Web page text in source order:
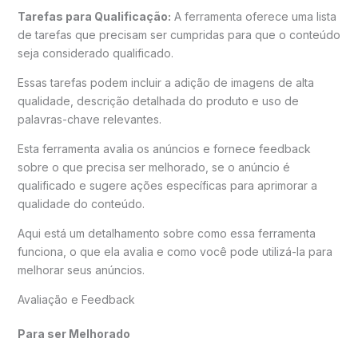
Tarefas para Qualificação: A ferramenta oferece uma lista
de tarefas que precisam ser cumpridas para que o conteúdo
seja considerado qualificado.
Essas tarefas podem incluir a adição de imagens de alta
qualidade, descrição detalhada do produto e uso de
palavras-chave relevantes.
Esta ferramenta avalia os anúncios e fornece feedback
sobre o que precisa ser melhorado, se o anúncio é
qualificado e sugere ações específicas para aprimorar a
qualidade do conteúdo.
Aqui está um detalhamento sobre como essa ferramenta
funciona, o que ela avalia e como você pode utilizá-la para
melhorar seus anúncios.
Avaliação e Feedback
Para ser Melhorado